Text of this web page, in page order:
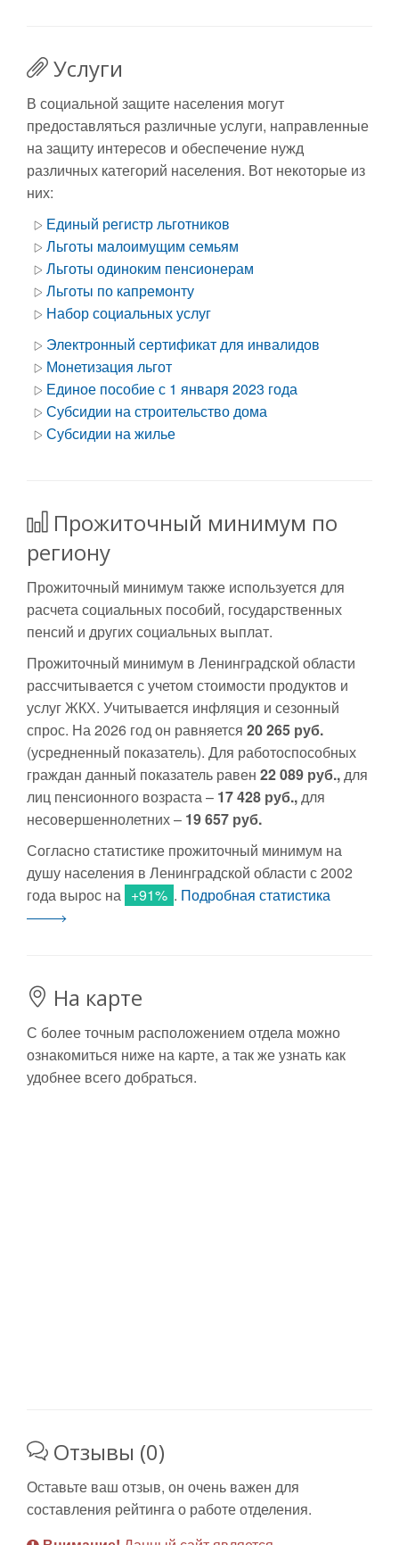
Услуги
В социальной защите населения могут
предоставляться различные услуги, направленные
на защиту интересов и обеспечение нужд
различных категорий населения. Вот некоторые из
них:
Единый регистр льготников
Льготы малоимущим семьям
Льготы одиноким пенсионерам
Льготы по капремонту
Набор социальных услуг
Электронный сертификат для инвалидов
Монетизация льгот
Единое пособие с 1 января 2023 года
Субсидии на строительство дома
Субсидии на жилье
Прожиточный минимум по
региону
Прожиточный минимум также используется для
расчета социальных пособий, государственных
пенсий и других социальных выплат.
Прожиточный минимум в Ленинградской области
рассчитывается с учетом стоимости продуктов и
услуг ЖКХ. Учитывается инфляция и сезонный
спрос. На 2026 год он равняется 20 265 руб.
(усредненный показатель). Для работоспособных
граждан данный показатель равен 22 089 руб.,для
лиц пенсионного возраста – 17 428 руб.,для
несовершеннолетних – 19 657 руб.
Согласно статистике прожиточный минимум на
душу населения в Ленинградской области с 2002
года вырос на +91% . Подробная статистика
На карте
С более точным расположением отдела можно
ознакомиться ниже на карте, а так же узнать как
удобнее всего добраться.
Отзывы (0)
Оставьте ваш отзыв, он очень важен для
составления рейтинга о работе отделения.